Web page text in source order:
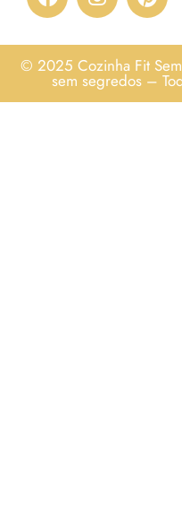
© 2025 Cozinha Fit
sem segredos –